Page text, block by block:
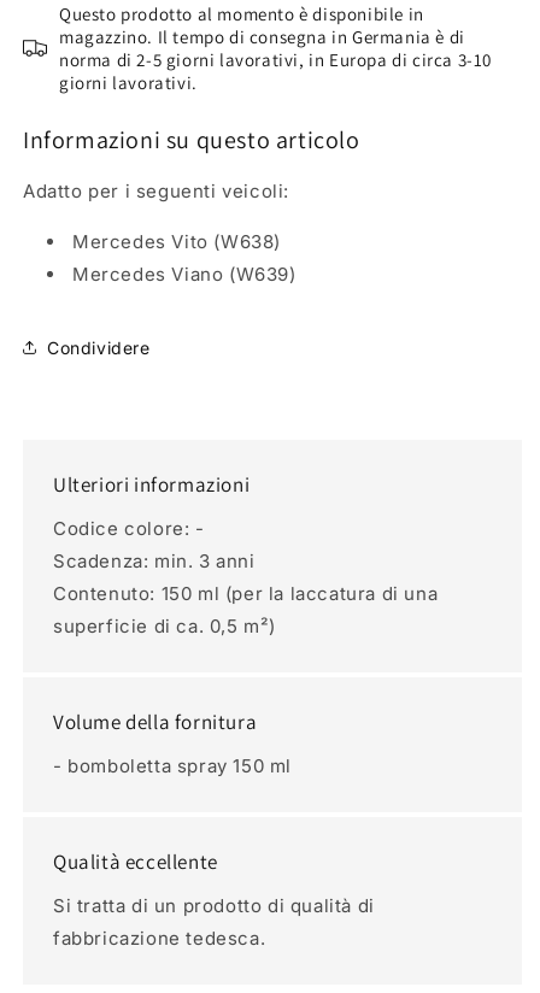
e
per
l’abitacolo
(150
ml)
Mercedes
Grigio
scuro
(tagliare)
e
per
l’abitacolo
Mercedes
Grigio
scuro
(tagliare)
Questo prodotto al momento è disponibile in
magazzino. Il tempo di consegna in Germania è di
norma di 2-5 giorni lavorativi, in Europa di circa 3-10
giorni lavorativi.
Informazioni su questo articolo
Adatto per i seguenti veicoli:
Mercedes Vito (W638)
Mercedes Viano (W639)
Condividere
Ulteriori informazioni
Codice colore: -
Scadenza: min. 3 anni
Contenuto: 150 ml (per la laccatura di una
superficie di ca. 0,5 m²)
Volume della fornitura
- bomboletta spray 150 ml
Qualità eccellente
Si tratta di un prodotto di qualità di
fabbricazione tedesca.